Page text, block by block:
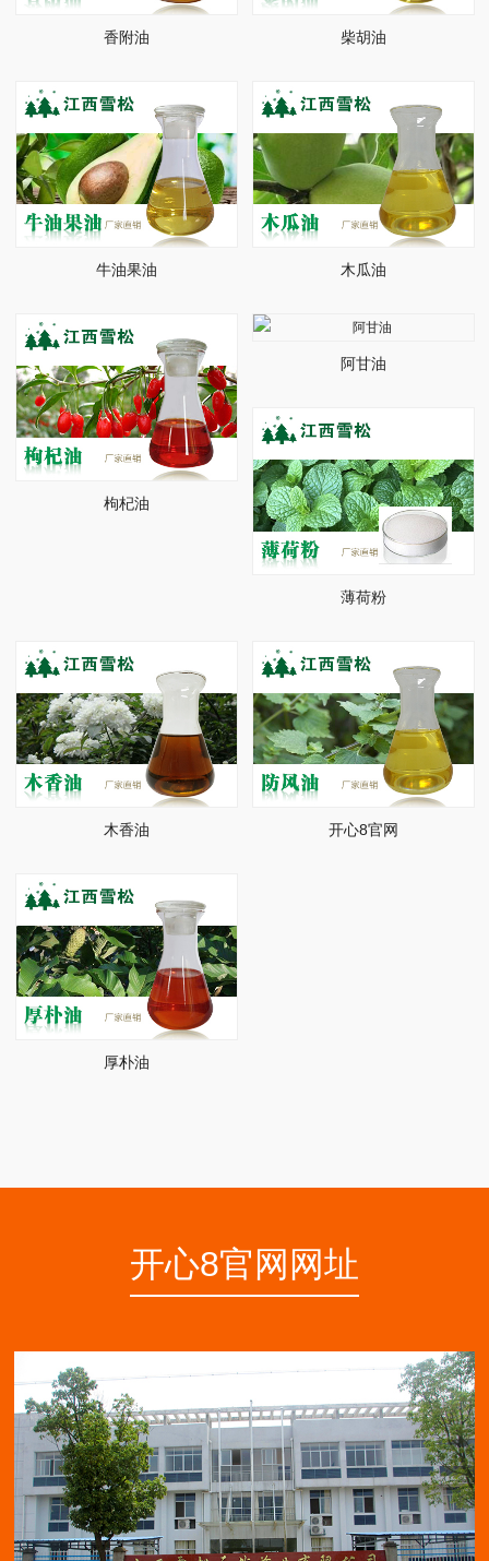
香附油 柴胡油
牛油果油 木瓜油
枸杞油
阿甘油
薄荷粉
木香油 开心8官网
厚朴油
开心8官网网址